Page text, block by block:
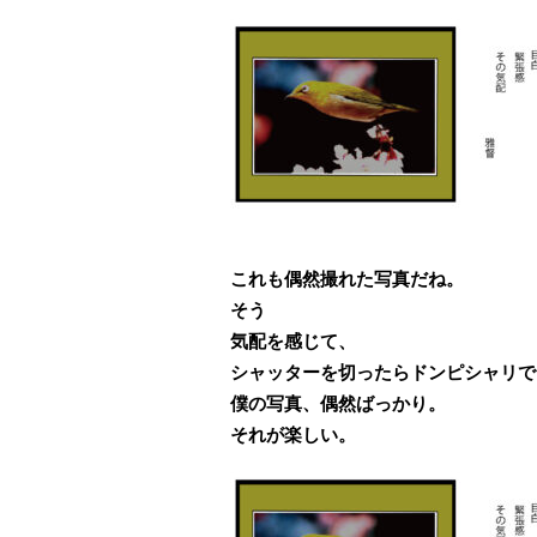
これも偶然撮れた写真だね。
そう
気配を感じて、
シャッターを切ったらドンピシャリ
僕の写真、偶然ばっかり。
それが楽しい。